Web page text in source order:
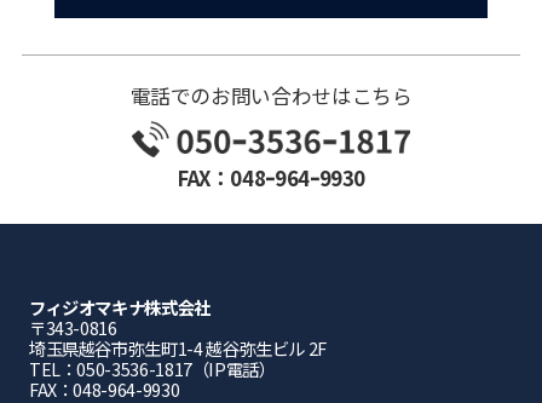
電話でのお問い合わせはこちら
FAX：048ｰ964ｰ9930
フィジオマキナ株式会社
〒343-0816
埼⽟県越⾕市弥⽣町1-4 越⾕弥⽣ビル 2F
TEL：050-3536-1817（IP電話）
FAX：048-964-9930